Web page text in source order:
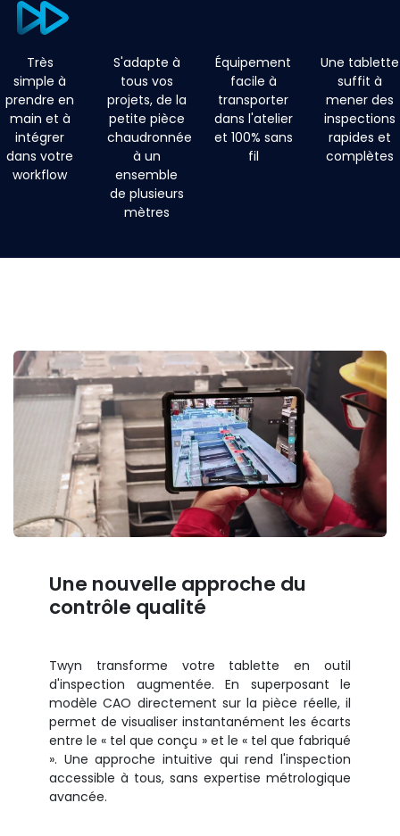
Très
simple à
prendre en
main et à
intégrer
dans votre
workflow
S'adapte à
tous vos
projets, de la
petite pièce
chaudronnée
à un
ensemble
de plusieurs
mètres
Équipement
facile à
transporter
dans l'atelier
et 100% sans
fil
Une tablette
suffit à
mener des
inspections
rapides et
complètes
Une nouvelle approche du
contrôle qualité
Twyn transforme votre tablette en outil
d'inspection augmentée. En superposant le
modèle CAO directement sur la pièce réelle, il
permet de visualiser instantanément les écarts
entre le « tel que conçu » et le « tel que fabriqué
». Une approche intuitive qui rend l'inspection
accessible à tous, sans expertise métrologique
avancée.